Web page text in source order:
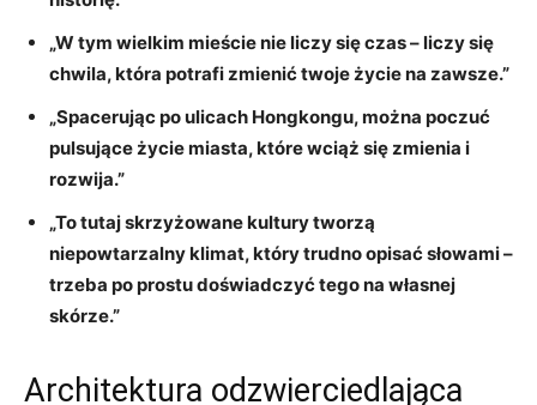
„W ‌tym wielkim mieście ⁣nie liczy się czas – ​liczy się
⁢chwila, która‌ potrafi zmienić twoje życie ⁤na zawsze.”
„Spacerując ⁣po ‍ulicach Hongkongu, ​można ‌poczuć
pulsujące życie⁤ miasta,​ które wciąż się zmienia i
‌rozwija.”
„To tutaj ‍skrzyżowane kultury ​tworzą
niepowtarzalny klimat, który ⁤trudno opisać słowami –
trzeba po ‌prostu doświadczyć tego na⁣ własnej‍
skórze.”
Architektura odzwierciedlająca